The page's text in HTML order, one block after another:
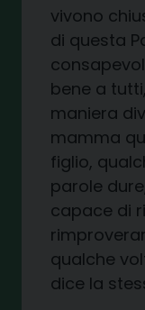
vivono
di questa
bene a
maniera
mamma
figlio,
parole
capace di
qualche
dice la